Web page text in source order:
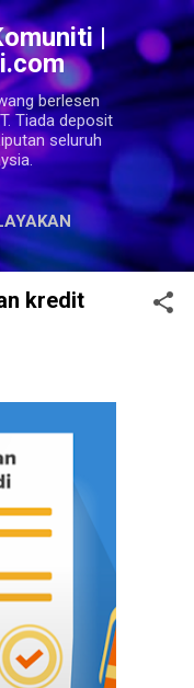
utama
|
berlesen
Tiada deposit
seluruh
kredit